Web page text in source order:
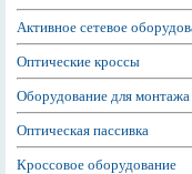
Активное сетевое
Оптические кроссы
Оборудование для монтажа
Оптическая пассивка
Кроссовое оборудование